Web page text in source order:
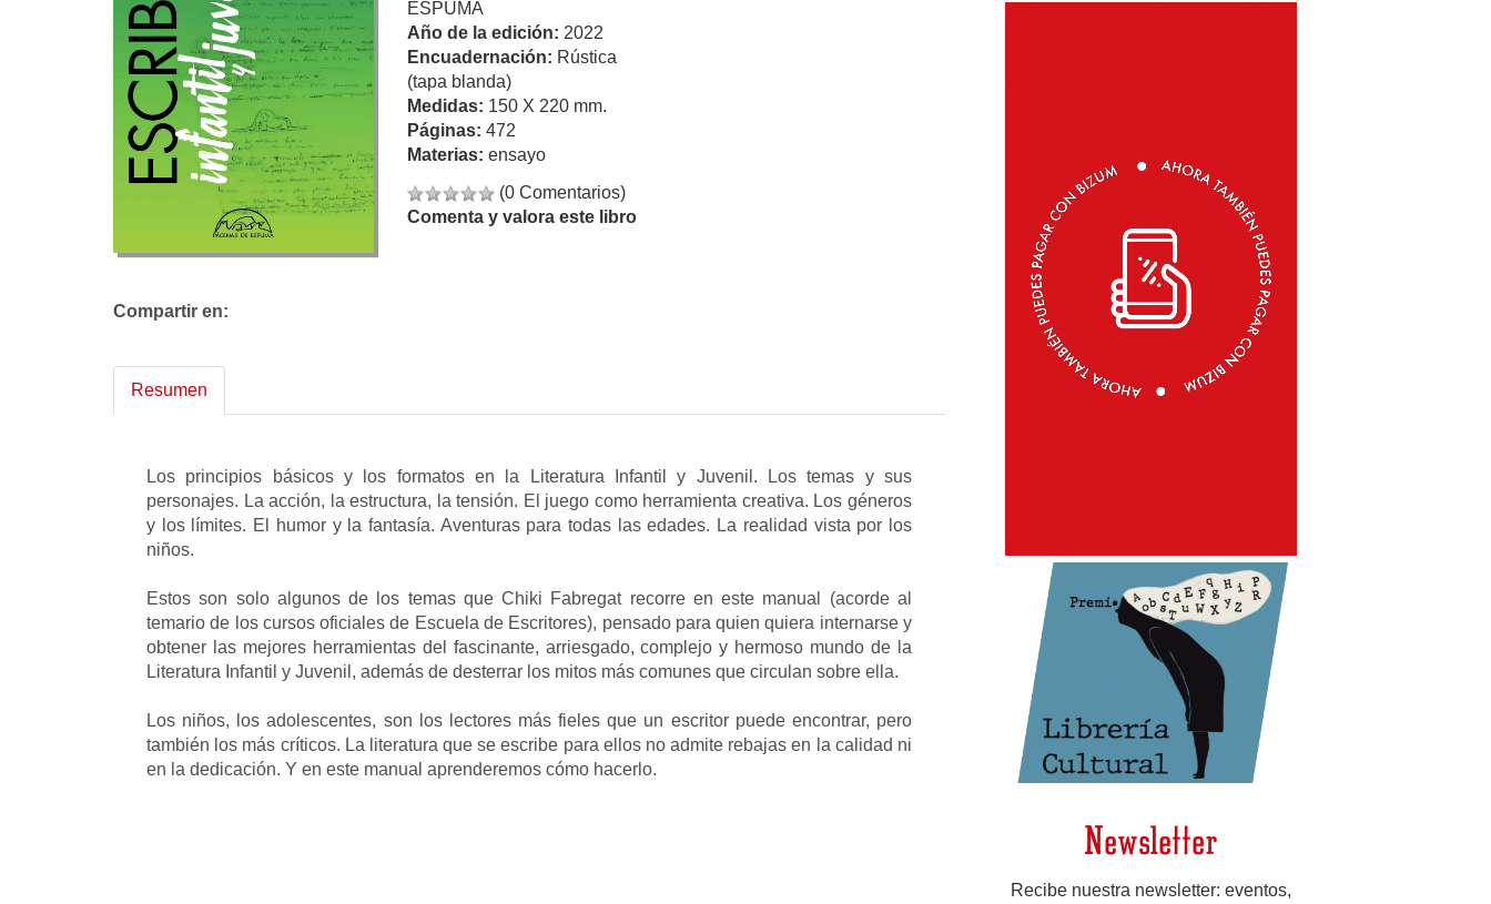
ESPUMA
Año de la edición: 2022
Encuadernación: Rústica
(tapa blanda)
Medidas: 150 X 220 mm.
Páginas: 472
Materias: ensayo
(0 Comentarios)
Comenta y valora este libro
Compartir en:
Resumen
Los principios básicos y los formatos en la Literatura Infantil y Juvenil. Los temas y sus
personajes. La acción, la estructura, la tensión. El juego como herramienta creativa. Los géneros
y los límites. El humor y la fantasía. Aventuras para todas las edades. La realidad vista por los
niños.
Estos son solo algunos de los temas que Chiki Fabregat recorre en este manual (acorde al
temario de los cursos oficiales de Escuela de Escritores), pensado para quien quiera internarse y
obtener las mejores herramientas del fascinante, arriesgado, complejo y hermoso mundo de la
Literatura Infantil y Juvenil, además de desterrar los mitos más comunes que circulan sobre ella.
Los niños, los adolescentes, son los lectores más fieles que un escritor puede encontrar, pero
también los más críticos. La literatura que se escribe para ellos no admite rebajas en la calidad ni
en la dedicación. Y en este manual aprenderemos cómo hacerlo.
Newsletter
Recibe nuestra newsletter: eventos,